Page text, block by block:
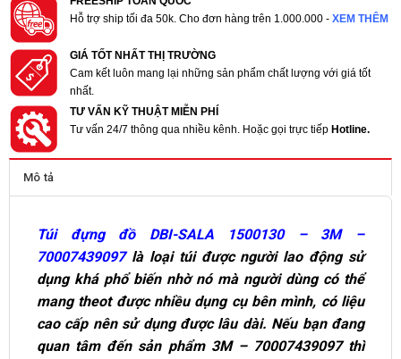
Hỗ trợ ship tối đa 50k. Cho đơn hàng trên 1.000.000 - XEM THÊM
GIÁ TỐT NHẤT THỊ TRƯỜNG
Cam kết luôn mang lại những sản phẩm chất lượng với giá tốt
nhất.
TƯ VẤN KỸ THUẬT MIỄN PHÍ
Tư vấn 24/7 thông qua nhiều kênh. Hoặc gọi trực tiếp Hotline.
Mô tả
Túi đựng đồ DBI-SALA 1500130 – 3M –
70007439097là loại túi được người lao động sử
dụng khá phổ biến nhờ nó mà người dùng có thể
mang theot được nhiều dụng cụ bên mình, có liệu
cao cấp nên sử dụng được lâu dài. Nếu bạn đang
quan tâm đến sản phẩm 3M – 70007439097 thì